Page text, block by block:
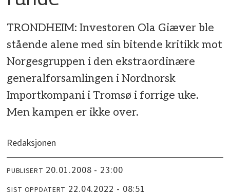
TRONDHEIM: Investoren Ola Giæver ble
stående alene med sin bitende kritikk mot
Norgesgruppen i den ekstraordinære
generalforsamlingen i Nordnorsk
Importkompani i Tromsø i forrige uke.
Men kampen er ikke over.
Redaksjonen
PUBLISERT 20.01.2008 - 23:00
SIST OPPDATERT 22.04.2022 - 08:51